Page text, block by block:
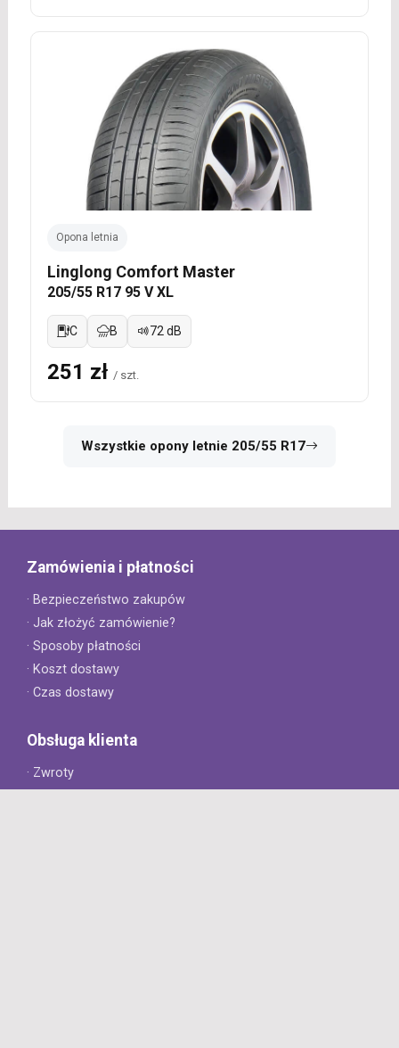
Opona letnia
Linglong Comfort Master
205/55 R17 95 V XL
C B 72 dB
251 zł / szt.
Wszystkie opony letnie 205/55 R17
Zamówienia i płatności
· Bezpieczeństwo zakupów
· Jak złożyć zamówienie?
· Sposoby płatności
· Koszt dostawy
· Czas dostawy
Obsługa klienta
· Zwroty